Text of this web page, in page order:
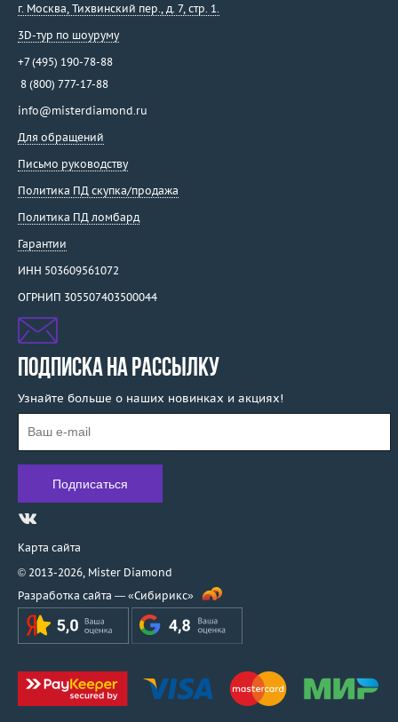
г. Москва Тихвинский пер., д. 7, стр. 1.
3D-тур по шоуруму
+7 (495) 190-78-88
8 (800) 777-17-88
info@misterdiamond.ru
Для обращений
Письмо руководству
Политика ПД скупка/продажа
Политика ПД ломбард
Гарантии
ИНН 503609561072
ОГРНИП 305507403500044
ПОДПИСКА НА РАССЫЛКУ
Узнайте больше о наших новинках и акциях!
Карта сайта
© 2013-2026, Mister Diamond
Разработка сайта — «Сибирикс»